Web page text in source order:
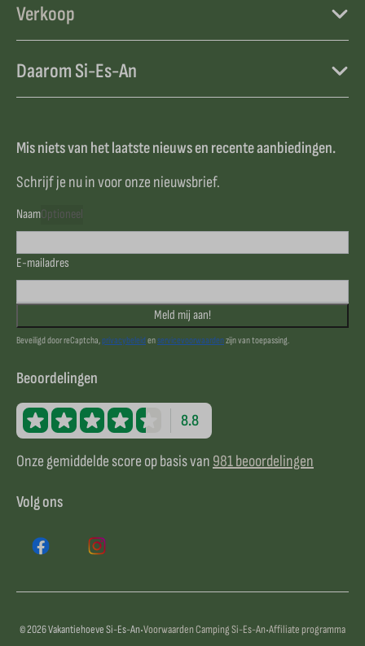
Verkoop
Daarom Si-Es-An
Mis niets van het laatste nieuws en recente aanbiedingen.
Schrijf je nu in voor onze nieuwsbrief.
NaamOptioneel
E-mailadres
Meld mij aan!
Beveiligd door reCaptcha,privacybeleidenservicevoorwaardenzijn van toepassing.
Beoordelingen
8.8
Onze gemiddelde score op basis van 981 beoordelingen
Volg ons
© 2026 Vakantiehoeve Si-Es-An·Voorwaarden Camping Si-Es-An·Affiliate programma